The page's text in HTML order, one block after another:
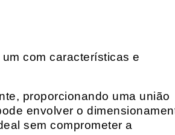
com características e
proporcionando uma união
envolver o
sem comprometer a